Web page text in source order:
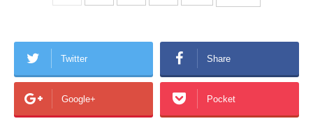
Twitter Share
Google+ Pocket